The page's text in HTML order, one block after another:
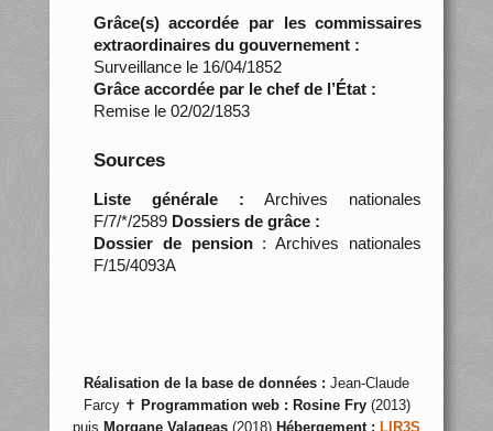
Grâce(s) accordée par les commissaires
extraordinaires du gouvernement :
Surveillance le 16/04/1852
Grâce accordée par le chef de l’État :
Remise le 02/02/1853
Sources
Liste générale : Archives nationales
F/7/*/2589 Dossiers de grâce :
Dossier de pension: Archives nationales
F/15/4093A
Réalisation de la base de données : Jean-Claude
Farcy ✝ Programmation web : Rosine Fry(2013)
puis Morgane Valageas (2018) Hébergement : LIR3S